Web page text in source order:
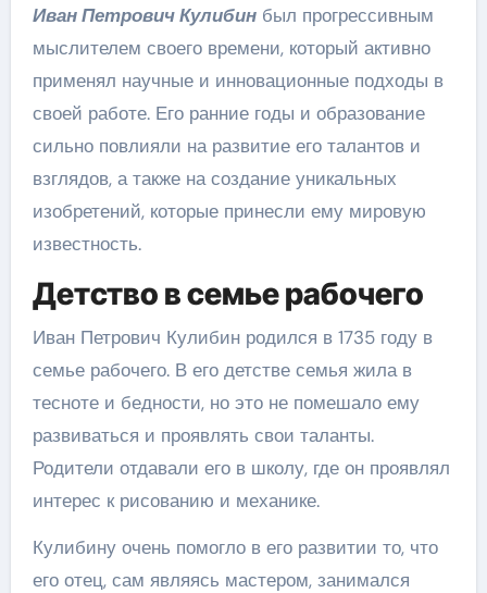
Иван Петрович Кулибинбыл прогрессивным
мыслителем своего времени, который активно
применял научные и инновационные подходы в
своей работе. Его ранние годы и образование
сильно повлияли на развитие его талантов и
взглядов, а также на создание уникальных
изобретений, которые принесли ему мировую
известность.
Детство в семье рабочего
Иван Петрович Кулибин родился в 1735 году в
семье рабочего. В его детстве семья жила в
тесноте и бедности, но это не помешало ему
развиваться и проявлять свои таланты.
Родители отдавали его в школу, где он проявлял
интерес к рисованию и механике.
Кулибину очень помогло в его развитии то, что
его отец, сам являясь мастером, занимался